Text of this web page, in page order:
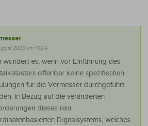
2025 um 15:04
wundert es, wenn vor Einführung des
offenbar keine spezifischen
für die Vermesser durchgeführt
in Bezug auf die veränderten
dieses rein
Digitalsystems, welches